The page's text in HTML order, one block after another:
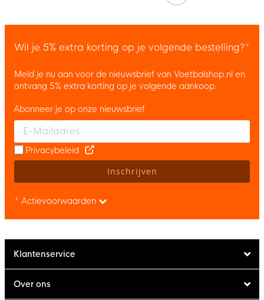
Wil je 5% extra korting op je volgende bestelling?*
Meld je nu aan voor de nieuwsbrief van Voetbalshop.nl en
ontvang 5% extra korting op je volgende aankoop.
Enter your email and accept the privacy policy to subscribe to
Abonneer je op onze nieuwsbrief
Privacybeleid
Inschrijven
* Actievoorwaarden
Klantenservice
Over ons